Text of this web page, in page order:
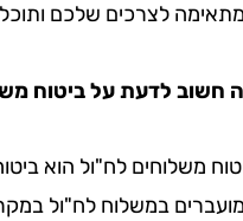
לצרכים שלכם ותוכל
לדעת על ביטוח
לח"ול הוא ביטוח
במשלוח לח"ול במקרה